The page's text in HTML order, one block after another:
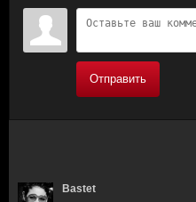
Отправить
Bastet